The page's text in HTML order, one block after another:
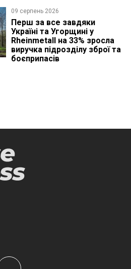
09 серпень 2026
Перш за все завдяки
Україні та Угорщині у
Rheinmetall на 33% зросла
виручка підрозділу зброї та
боєприпасів